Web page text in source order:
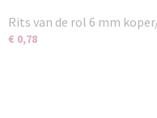
Rits van de rol 6 mm
€ 0,78